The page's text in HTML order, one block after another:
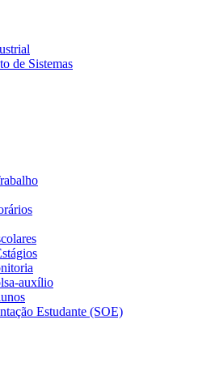
de Sistemas
auxílio
Estudante (SOE)